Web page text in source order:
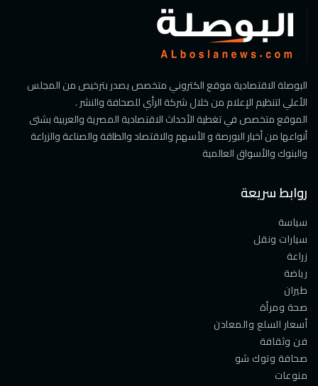
البوصلة الاقتصادية موقع الكتروني متخصص يصدر بترخيص من المجلس
الأعلي لتنظيم الإعلام من خلال شركة الرأي للصحافة والنشر .
الموقع متخصص في تغطية الأحداث الاقتصادية المصرية والعربية بشتى
أنواعها من أخبار البورصة و الأسهم والاقتصاد والطاقة والصناعة والزراعة
والبنوك والأسواق العالمية
روابط سريعة
سياسة
سيارات ونقل
زراعة
رياضة
طيران
صحة ومرأة
أسعار السلع والمعادن
فن وثقافة
صحافة وتوك شو
منوعات